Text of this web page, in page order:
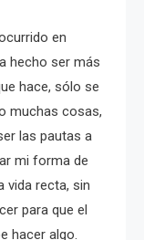
en
hecho ser más
hace, sólo se
muchas cosas,
las pautas a
mi forma de
vida recta, sin
para que el
hacer algo.